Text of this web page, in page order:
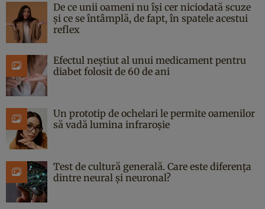
De ce unii oameni nu își cer niciodată scuze
și ce se întâmplă, de fapt, în spatele acestui
reflex
Efectul neștiut al unui medicament pentru
diabet folosit de 60 de ani
Un prototip de ochelari le permite oamenilor
să vadă lumina infraroșie
Test de cultură generală. Care este diferența
dintre neural și neuronal?